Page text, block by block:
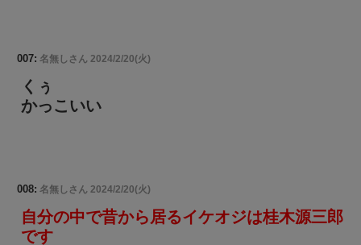
007: 名無しさん 2024/2/20(火)
くぅ
かっこいい
008: 名無しさん 2024/2/20(火)
自分の中で昔から居るイケオジは桂木源三郎
です